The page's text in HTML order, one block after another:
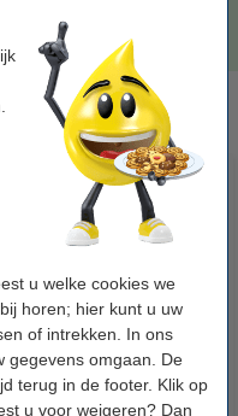
u welke cookies we
horen; hier kunt u uw
of intrekken. In ons
gegevens omgaan. De
terug in de footer. Klik op
u voor weigeren? Dan
originele cartridge te
500 vel A4 - 80 grams FSC® Mix
Credit